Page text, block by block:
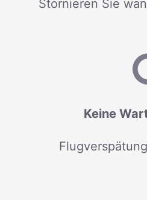
Stornieren Sie
Keine